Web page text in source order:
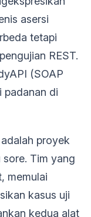
asersi
tetapi
REST.
(SOAP
padanan di
proyek
Tim yang
memulai
kasus uji
kedua alat